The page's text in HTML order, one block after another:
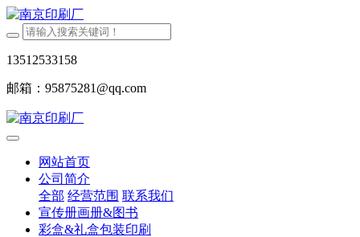
13512533158
邮箱：95875281@qq.com
网站首页
公司简介
全部 经营范围 联系我们
宣传册画册&图书
彩盒&礼盒包装印刷